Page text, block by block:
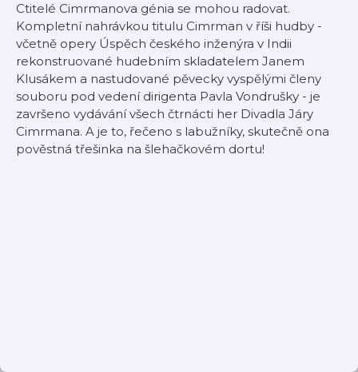
Ctitelé Cimrmanova génia se mohou radovat.
Kompletní nahrávkou titulu Cimrman v říši hudby -
včetně opery Úspěch českého inženýra v Indii
rekonstruované hudebním skladatelem Janem
Klusákem a nastudované pěvecky vyspělými členy
souboru pod vedení dirigenta Pavla Vondrušky - je
završeno vydávání všech čtrnácti her Divadla Járy
Cimrmana. A je to, řečeno s labužníky, skutečně ona
pověstná třešinka na šlehačkovém dortu!